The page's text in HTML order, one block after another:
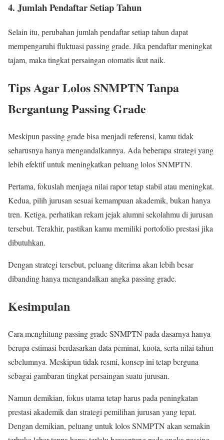
4. Jumlah Pendaftar Setiap Tahun
Selain itu, perubahan jumlah pendaftar setiap tahun dapat
mempengaruhi fluktuasi passing grade. Jika pendaftar meningkat
tajam, maka tingkat persaingan otomatis ikut naik.
Tips Agar Lolos SNMPTN Tanpa
Bergantung Passing Grade
Meskipun passing grade bisa menjadi referensi, kamu tidak
seharusnya hanya mengandalkannya. Ada beberapa strategi yang
lebih efektif untuk meningkatkan peluang lolos SNMPTN.
Pertama, fokuslah menjaga nilai rapor tetap stabil atau meningkat.
Kedua, pilih jurusan sesuai kemampuan akademik, bukan hanya
tren. Ketiga, perhatikan rekam jejak alumni sekolahmu di jurusan
tersebut. Terakhir, pastikan kamu memiliki portofolio prestasi jika
dibutuhkan.
Dengan strategi tersebut, peluang diterima akan lebih besar
dibanding hanya mengandalkan angka passing grade.
Kesimpulan
Cara menghitung passing grade SNMPTN pada dasarnya hanya
berupa estimasi berdasarkan data peminat, kuota, serta nilai tahun
sebelumnya. Meskipun tidak resmi, konsep ini tetap berguna
sebagai gambaran tingkat persaingan suatu jurusan.
Namun demikian, fokus utama tetap harus pada peningkatan
prestasi akademik dan strategi pemilihan jurusan yang tepat.
Dengan demikian, peluang untuk lolos SNMPTN akan semakin